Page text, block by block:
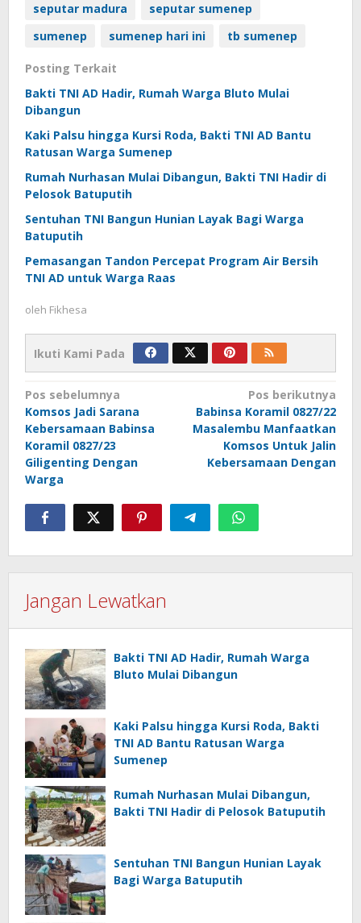
seputar madura
seputar sumenep
sumenep
sumenep hari ini tb sumenep
Posting Terkait
Bakti TNI AD Hadir, Rumah Warga Bluto Mulai
Dibangun
Kaki Palsu hingga Kursi Roda, Bakti TNI AD Bantu
Ratusan Warga Sumenep
Rumah Nurhasan Mulai Dibangun, Bakti TNI Hadir di
Pelosok Batuputih
Sentuhan TNI Bangun Hunian Layak Bagi Warga
Batuputih
Pemasangan Tandon Percepat Program Air Bersih
TNI AD untuk Warga Raas
oleh Fikhesa
Ikuti Kami Pada
Navigasi
pos
Pos sebelumnya
Komsos Jadi Sarana
Kebersamaan Babinsa
Koramil 0827/23
Giligenting Dengan
Warga
Pos berikutnya
Babinsa Koramil 0827/22
Masalembu Manfaatkan
Komsos Untuk Jalin
Kebersamaan Dengan
Jangan Lewatkan
Bakti TNI AD Hadir, Rumah Warga
Bluto Mulai Dibangun
Kaki Palsu hingga Kursi Roda, Bakti
TNI AD Bantu Ratusan Warga
Sumenep
Rumah Nurhasan Mulai Dibangun,
Bakti TNI Hadir di Pelosok Batuputih
Sentuhan TNI Bangun Hunian Layak
Bagi Warga Batuputih